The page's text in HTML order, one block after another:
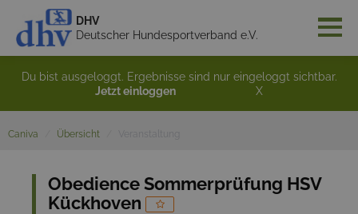
DHV
Deutscher Hundesportverband e.V.
Du bist ausgeloggt. Ergebnisse sind nur eingeloggt sichtbar.
Jetzt einloggen
X
Caniva Übersicht
Obedience Sommerprüfung HSV
Kückhoven